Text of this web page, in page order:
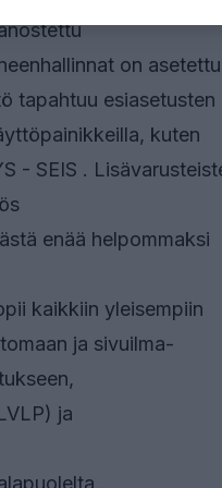
on asetettu
tapahtuu esiasetusten
kuten
- SEIS .
enää helpommaksi
kaikkiin yleisempiin
ja sivuilma-
ja